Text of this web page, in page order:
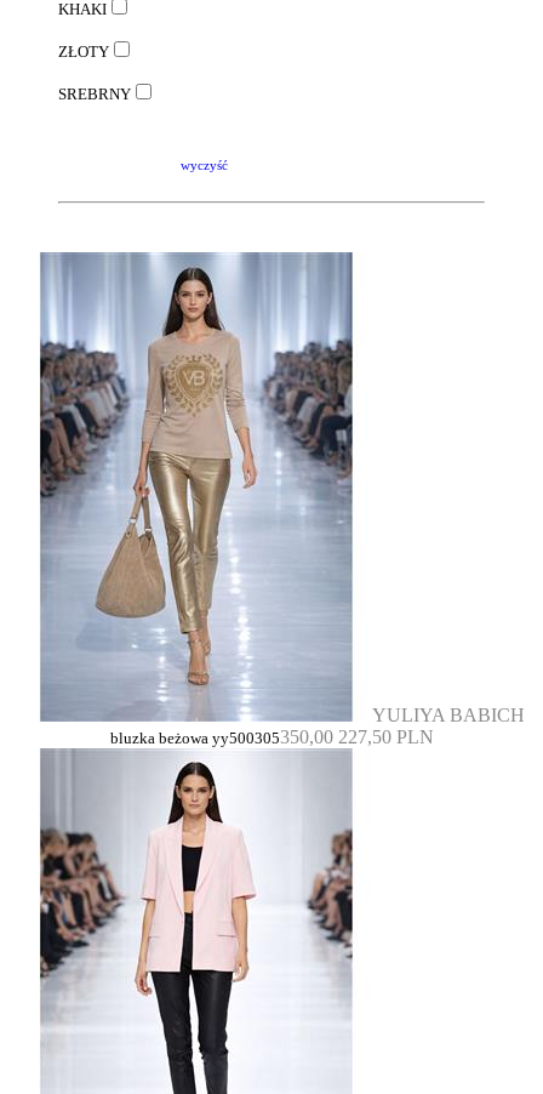
KHAKI
ZŁOTY
SREBRNY
wyczyść
YULIYA BABICH
bluzka beżowa yy500305350,00 227,50 PLN